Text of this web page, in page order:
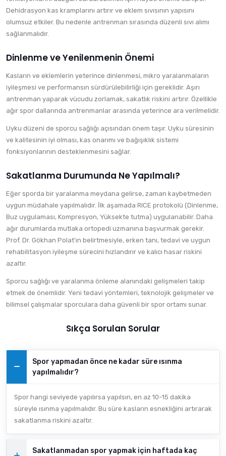
Dehidrasyon kas kramplarını artırır ve eklem sıvısının yapısını
olumsuz etkiler. Bu nedenle antrenman sırasında düzenli sıvı alımı
sağlanmalıdır.
Dinlenme ve Yenilenmenin Önemi
Kasların ve eklemlerin yeterince dinlenmesi, mikro yaralanmaların
iyileşmesi ve performansın sürdürülebilirliği için gereklidir. Aşırı
antrenman yaparak vücudu zorlamak, sakatlık riskini artırır. Özellikle
ağır spor dallarında antrenmanlar arasında yeterince ara verilmelidir.
Uyku düzeni de sporcu sağlığı açısından önem taşır. Uyku süresinin
ve kalitesinin iyi olması, kas onarımı ve bağışıklık sistemi
fonksiyonlarının desteklenmesini sağlar.
Sakatlanma Durumunda Ne Yapılmalı?
Eğer sporda bir yaralanma meydana gelirse, zaman kaybetmeden
uygun müdahale yapılmalıdır. İlk aşamada RICE protokolü (Dinlenme,
Buz uygulaması, Kompresyon, Yüksekte tutma) uygulanabilir. Daha
ağır durumlarda mutlaka ortopedi uzmanına başvurmak gerekir.
Prof. Dr. Gökhan Polat’ın belirtmesiyle, erken tanı, tedavi ve uygun
rehabilitasyon iyileşme sürecini hızlandırır ve kalıcı hasar riskini
azaltır.
Sporcu sağlığı ve yaralanma önleme alanındaki gelişmeleri takip
etmek de önemlidir. Yeni tedavi yöntemleri, teknolojik gelişmeler ve
bilimsel çalışmalar sporculara daha güvenli bir spor ortamı sunar.
Sıkça Sorulan Sorular
Spor yapmadan önce ne kadar süre ısınma
yapılmalıdır?
Spor hangi seviyede yapılırsa yapılsın, en az 10-15 dakika
süreyle ısınma yapılmalıdır. Bu süre kasların esnekliğini artırarak
sakatlanma riskini azaltır.
Sakatlanmadan spor yapmak için haftada kaç